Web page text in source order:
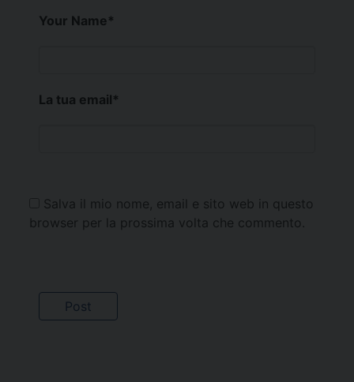
Your Name*
La tua email*
Salva il mio nome, email e sito web in questo
browser per la prossima volta che commento.